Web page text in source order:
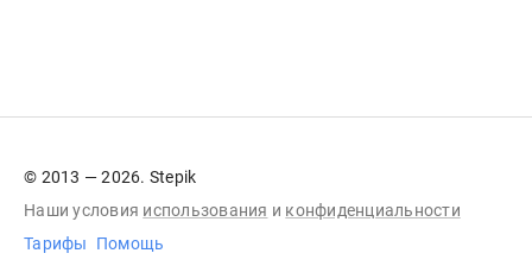
© 2013 — 2026. Stepik
Наши условия использования и конфиденциальности
Тарифы
Помощь